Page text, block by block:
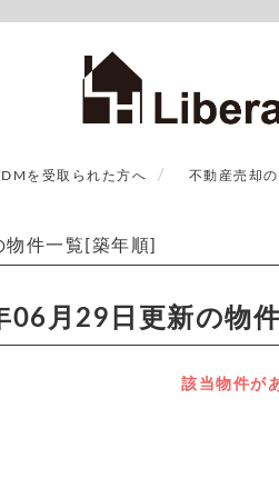
DMを受取られた方へ 不動産売却
件一覧[築年順]
06月29日更新の物
該当物件が